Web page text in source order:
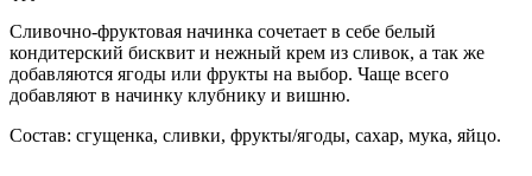
Сливочно-фруктовая начинка сочетает в себе белый
кондитерский бисквит и нежный крем из сливок, а так же
добавляются ягоды или фрукты на выбор. Чаще всего
добавляют в начинку клубнику и вишню.
Состав: сгущенка, сливки, фрукты/ягоды, сахар, мука, яйцо.